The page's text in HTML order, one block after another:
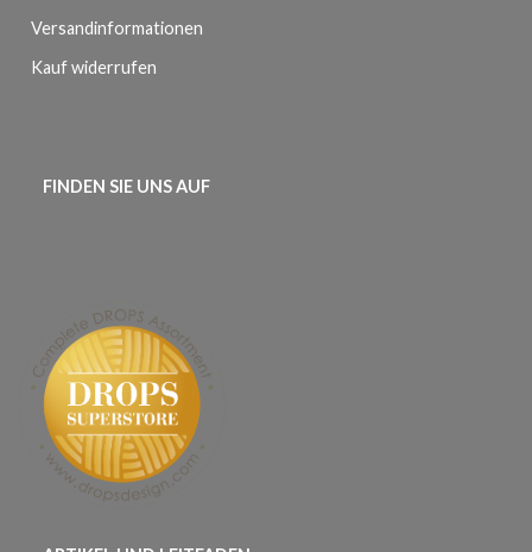
Versandinformationen
Kauf widerrufen
FINDEN SIE UNS AUF